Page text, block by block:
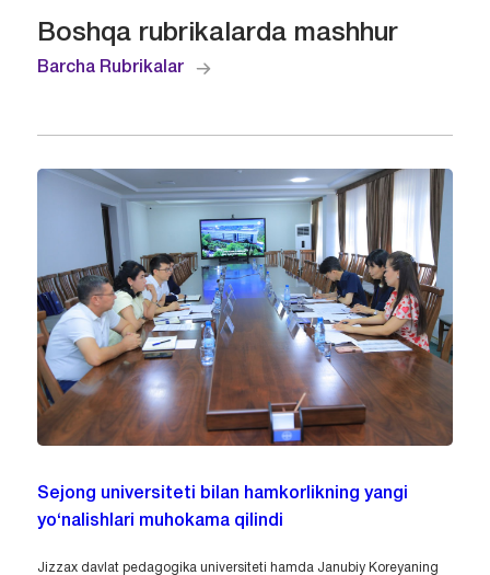
Boshqa rubrikalarda mashhur
Barcha Rubrikalar
Sejong universiteti bilan hamkorlikning yangi
yo‘nalishlari muhokama qilindi
Jizzax davlat pedagogika universiteti hamda Janubiy Koreyaning